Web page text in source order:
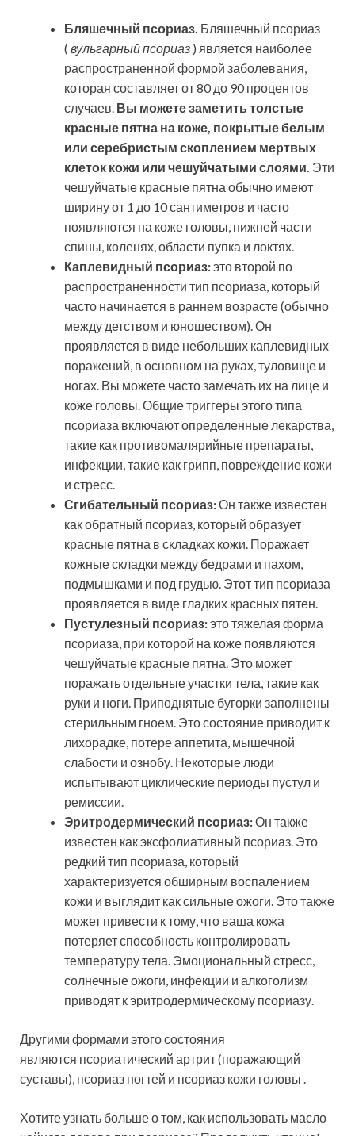
Бляшечный псориаз. Бляшечный псориаз
( вульгарный псориаз ) является наиболее
распространенной формой заболевания,
которая составляет от 80 до 90 процентов
случаев. Вы можете заметить толстые
красные пятна на коже, покрытые белым
или серебристым скоплением мертвых
клеток кожи или чешуйчатыми слоями. Эти
чешуйчатые красные пятна обычно имеют
ширину от 1 до 10 сантиметров и часто
появляются на коже головы, нижней части
спины, коленях, области пупка и локтях.
Каплевидный псориаз:это второй по
распространенности тип псориаза, который
часто начинается в раннем возрасте (обычно
между детством и юношеством). Он
проявляется в виде небольших каплевидных
поражений, в основном на руках, туловище и
ногах. Вы можете часто замечать их на лице и
коже головы. Общие триггеры этого типа
псориаза включают определенные лекарства,
такие как противомалярийные препараты,
инфекции, такие как грипп, повреждение кожи
и стресс.
Сгибательный псориаз:Он также известен
как обратный псориаз, который образует
красные пятна в складках кожи. Поражает
кожные складки между бедрами и пахом,
подмышками и под грудью. Этот тип псориаза
проявляется в виде гладких красных пятен.
Пустулезный псориаз:это тяжелая форма
псориаза, при которой на коже появляются
чешуйчатые красные пятна. Это может
поражать отдельные участки тела, такие как
руки и ноги. Приподнятые бугорки заполнены
стерильным гноем. Это состояние приводит к
лихорадке, потере аппетита, мышечной
слабости и ознобу. Некоторые люди
испытывают циклические периоды пустул и
ремиссии.
Эритродермический псориаз:Он также
известен как эксфолиативный псориаз. Это
редкий тип псориаза, который
характеризуется обширным воспалением
кожи и выглядит как сильные ожоги. Это также
может привести к тому, что ваша кожа
потеряет способность контролировать
температуру тела. Эмоциональный стресс,
солнечные ожоги, инфекции и алкоголизм
приводят к эритродермическому псориазу.
Другими формами этого состояния
являются псориатический артрит (поражающий
суставы), псориаз ногтей и псориаз кожи головы .
Хотите узнать больше о том, как использовать масло